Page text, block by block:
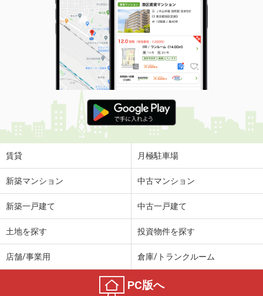
賃貸 月極駐車場
新築マンション 中古マンション
新築一戸建て 中古一戸建て
土地を探す 投資物件を探す
店舗/事業用 倉庫/トランクルーム
PC版へ